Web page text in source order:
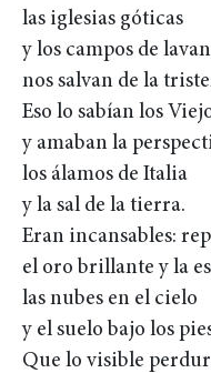
las iglesias góticas
y los campos de
nos salvan de la
Eso lo sabían los
y amaban la
los álamos de Italia
y la sal de la tierra.
Eran incansables:
el oro brillante y la
las nubes en el cielo
y el suelo bajo los
Que lo visible